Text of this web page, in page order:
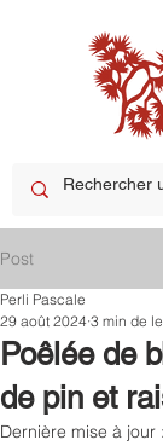
Post
Poêlée de
de pin et
Perli Pascale
29 août 2024 3 min de
Dernière mise à jour :